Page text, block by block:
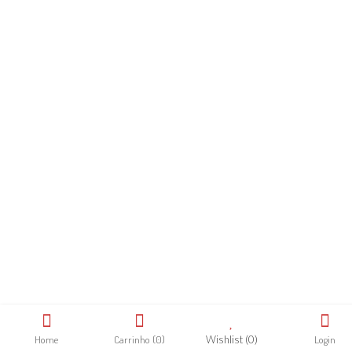
Home Carrinho (0) Wishlist (0) Login